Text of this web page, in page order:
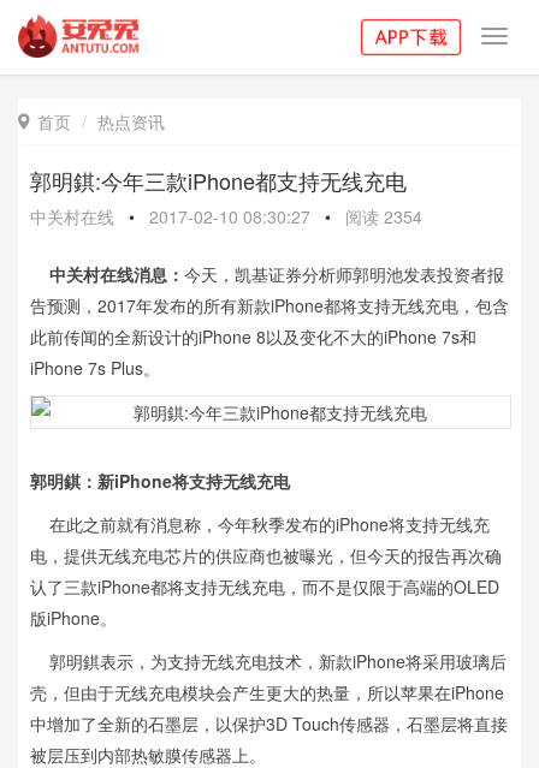
 首页 热点资讯
郭明錤:今年三款iPhone都支持无线充电
中关村在线 • 2017-02-10 08:30:27 • 阅读 2354
中关村在线消息： 今天，凯基证券分析师郭明池发表投资者报
告预测，2017年发布的所有新款iPhone都将支持无线充电，包含
此前传闻的全新设计的iPhone 8以及变化不大的iPhone 7s和
iPhone 7s Plus。
郭明錤：新iPhone将支持无线充电
在此之前就有消息称，今年秋季发布的iPhone将支持无线充
电，提供无线充电芯片的供应商也被曝光，但今天的报告再次确
认了三款iPhone都将支持无线充电，而不是仅限于高端的OLED
版iPhone。
郭明錤表示，为支持无线充电技术，新款iPhone将采用玻璃后
壳，但由于无线充电模块会产生更大的热量，所以苹果在iPhone
中增加了全新的石墨层，以保护3D Touch传感器，石墨层将直接
被层压到内部热敏膜传感器上。